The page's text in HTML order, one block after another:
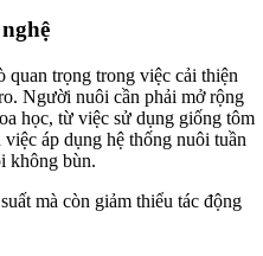
quan trọng trong việc cải thiện
Người nuôi cần phải mở rộng
học, từ việc sử dụng giống tôm
áp dụng hệ thống nuôi tuần
không bùn.
mà còn giảm thiểu tác động